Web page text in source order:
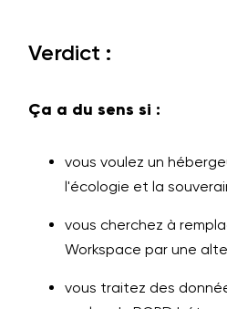
Verdict :
Ça a du sens si :
vous voulez un
l'écologie et la
vous cherchez à
Workspace par une
vous traitez des